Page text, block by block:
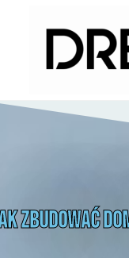
zbudować